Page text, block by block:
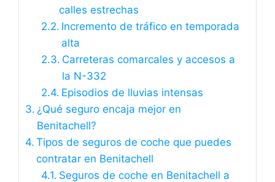
calles estrechas
Incremento de tráfico en temporada
alta
Carreteras comarcales y accesos a
la N-332
Episodios de lluvias intensas
¿Qué seguro encaja mejor en
Benitachell?
Tipos de seguros de coche que puedes
contratar en Benitachell
Seguros de coche en Benitachell a